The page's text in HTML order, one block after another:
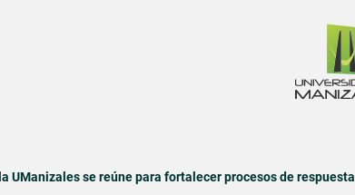
UManizales se reúne para fortalecer procesos de respuesta